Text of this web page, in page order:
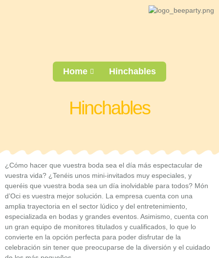
Home Hinchables
Hinchables
¿Cómo hacer que vuestra boda sea el día más espectacular de
vuestra vida? ¿Tenéis unos mini-invitados muy especiales, y
queréis que vuestra boda sea un día inolvidable para todos? Món
d’Oci es vuestra mejor solución. La empresa cuenta con una
amplia trayectoria en el sector lúdico y del entretenimiento,
especializada en bodas y grandes eventos. Asimismo, cuenta con
un gran equipo de monitores titulados y cualificados, lo que lo
convierte en la opción perfecta para poder disfrutar de la
celebración sin tener que preocuparse de la diversión y el cuidado